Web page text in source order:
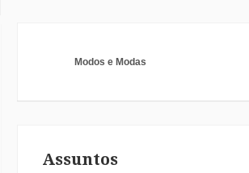
Modos e Modas
Assuntos